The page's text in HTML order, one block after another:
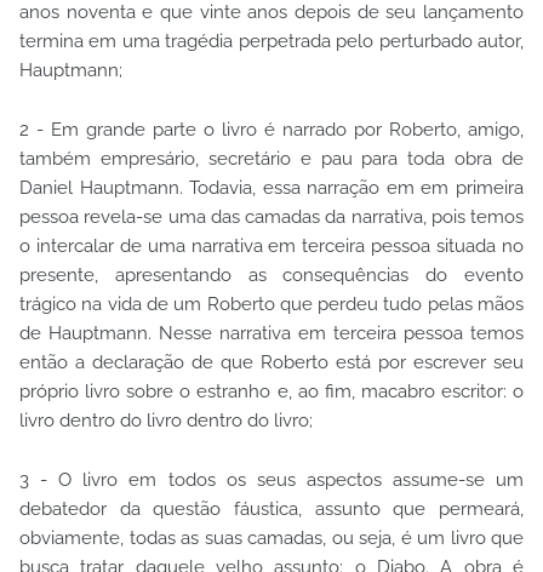
anos noventa e que vinte anos depois de seu lançamento
termina em uma tragédia perpetrada pelo perturbado autor,
Hauptmann;
2 - Em grande parte o livro é narrado por Roberto, amigo,
também empresário, secretário e pau para toda obra de
Daniel Hauptmann. Todavia, essa narração em em primeira
pessoa revela-se uma das camadas da narrativa, pois temos
o intercalar de uma narrativa em terceira pessoa situada no
presente, apresentando as consequências do evento
trágico na vida de um Roberto que perdeu tudo pelas mãos
de Hauptmann. Nesse narrativa em terceira pessoa temos
então a declaração de que Roberto está por escrever seu
próprio livro sobre o estranho e, ao fim, macabro escritor: o
livro dentro do livro dentro do livro;
3 - O livro em todos os seus aspectos assume-se um
debatedor da questão fáustica, assunto que permeará,
obviamente, todas as suas camadas, ou seja, é um livro que
busca tratar daquele velho assunto: o Diabo. A obra é